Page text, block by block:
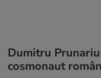
Dumitru
cosmonaut român